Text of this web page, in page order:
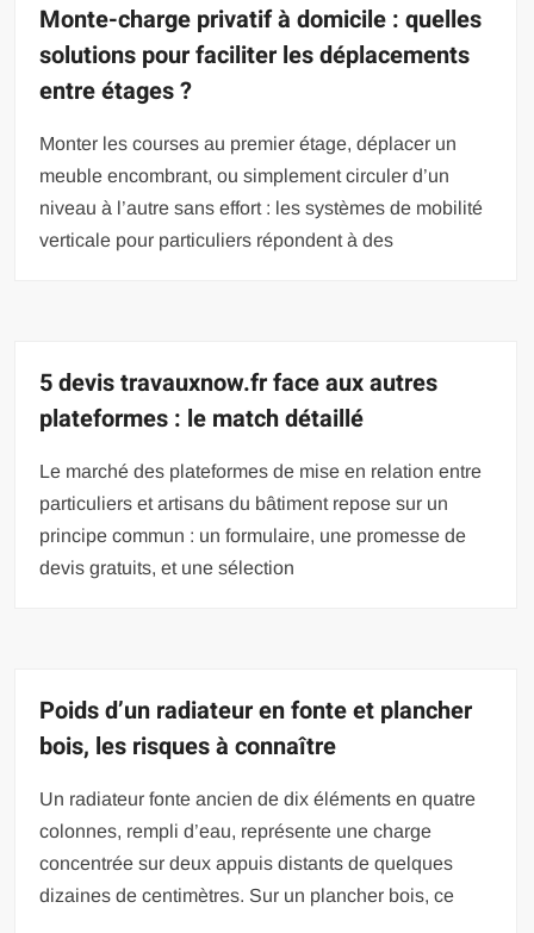
Monte-charge privatif à domicile : quelles
solutions pour faciliter les déplacements
entre étages ?
Monter les courses au premier étage, déplacer un
meuble encombrant, ou simplement circuler d’un
niveau à l’autre sans effort : les systèmes de mobilité
verticale pour particuliers répondent à des
5 devis travauxnow.fr face aux autres
plateformes : le match détaillé
Le marché des plateformes de mise en relation entre
particuliers et artisans du bâtiment repose sur un
principe commun : un formulaire, une promesse de
devis gratuits, et une sélection
Poids d’un radiateur en fonte et plancher
bois, les risques à connaître
Un radiateur fonte ancien de dix éléments en quatre
colonnes, rempli d’eau, représente une charge
concentrée sur deux appuis distants de quelques
dizaines de centimètres. Sur un plancher bois, ce